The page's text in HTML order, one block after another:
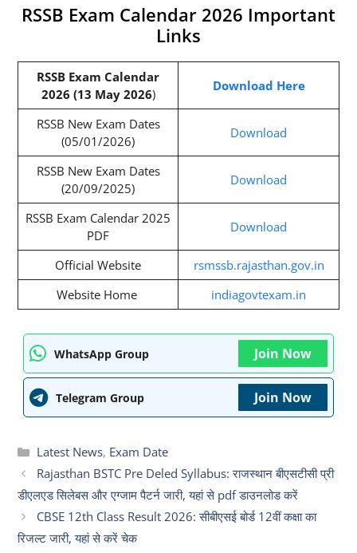
RSSB Exam Calendar 2026 Important
Links
RSSB Exam Calendar
2026 (13 May 2026)
Download Here
RSSB New Exam Dates
(05/01/2026)
Download
RSSB New Exam Dates
(20/09/2025)
Download
RSSB Exam Calendar 2025
PDF
Download
Official Website
rsmssb.rajasthan.gov.in
Website Home
indiagovtexam.in
WhatsApp Group Join Now
Telegram Group Join Now
Categories
Latest News, Exam Date
Rajasthan BSTC Pre Deled Syllabus: राजस्थान बीएसटीसी प्री
डीएलएड सिलेबस और एग्जाम पैटर्न जारी, यहां से pdf डाउनलोड करें
CBSE 12th Class Result 2026: सीबीएसई बोर्ड 12वीं कक्षा का
रिजल्ट जारी, यहां से करें चेक